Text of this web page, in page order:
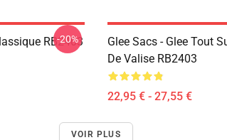
RB2403
-20%
Glee Sacs - Glee Tout
De Valise RB2403
22,95 € - 27,55 €
VOIR PLUS